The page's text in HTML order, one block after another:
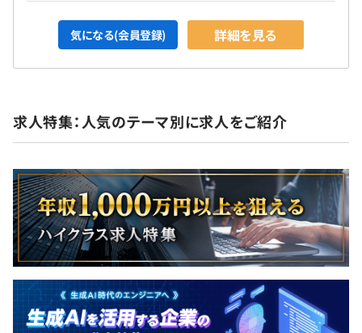
気になる(会員登録) 詳細を見る
求人特集：人気のテーマ別に求人をご紹介